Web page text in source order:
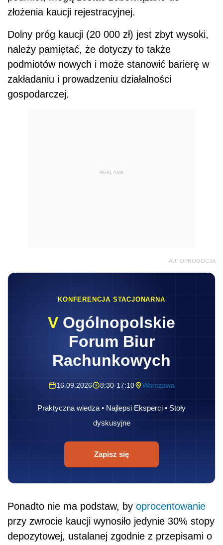
złożenia kaucji rejestracyjnej.
Dolny próg kaucji (20 000 zł) jest zbyt wysoki,
należy pamiętać, że dotyczy to także
podmiotów nowych i może stanowić barierę w
zakładaniu i prowadzeniu działalności
gospodarczej.
REKLAMA
AUTOPROMOCJA
KONFERENCJA STACJONARNA
V Ogólnopolskie
Forum Biur
Rachunkowych
16.09.2026 8:30-17:10 Warszawa
Praktyczna wiedza • Najlepsi Eksperci • Stoły
dyskusyjne
Zapisz się
Ponadto nie ma podstaw, by oprocentowanie
przy zwrocie kaucji wynosiło jedynie 30% stopy
depozytowej, ustalanej zgodnie z przepisami o